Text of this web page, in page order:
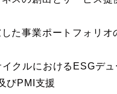
した事業ポートフォリオ
クルにおけるESGデ
びPMI支援